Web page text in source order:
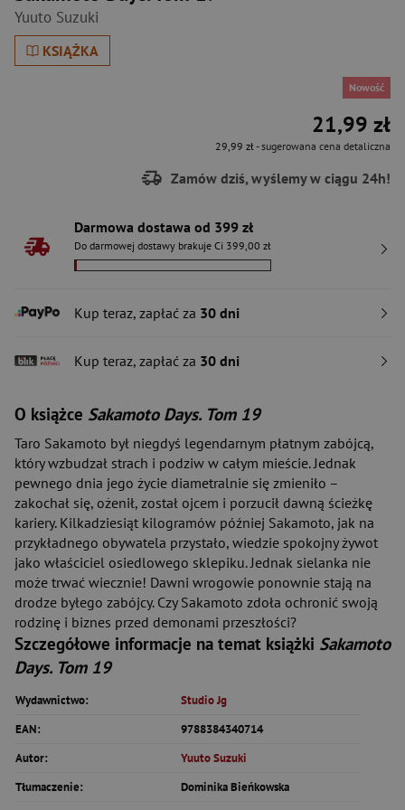
Yuuto Suzuki
KSIĄŻKA
Nowość
21,99 zł
29,99 zł- sugerowana cena detaliczna
Zamów dziś, wyślemy w ciągu 24h!
Darmowa dostawa od 399 zł
Do darmowej dostawy brakuje Ci 399,00 zł
Kup teraz, zapłać za 30 dni
Kup teraz, zapłać za 30 dni
O książce Sakamoto Days. Tom 19
Taro Sakamoto był niegdyś legendarnym płatnym zabójcą,
który wzbudzał strach i podziw w całym mieście. Jednak
pewnego dnia jego życie diametralnie się zmieniło –
zakochał się, ożenił, został ojcem i porzucił dawną ścieżkę
kariery. Kilkadziesiąt kilogramów później Sakamoto, jak na
przykładnego obywatela przystało, wiedzie spokojny żywot
jako właściciel osiedlowego sklepiku. Jednak sielanka nie
może trwać wiecznie! Dawni wrogowie ponownie stają na
drodze byłego zabójcy. Czy Sakamoto zdoła ochronić swoją
rodzinę i biznes przed demonami przeszłości?
Szczegółowe informacje na temat książki Sakamoto
Days. Tom 19
Wydawnictwo:
Studio Jg
EAN:
9788384340714
Autor:
Yuuto Suzuki
Tłumaczenie:
Dominika Bieńkowska